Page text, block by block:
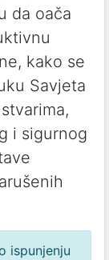
da oača
kako se
Savjeta
i sigurnog
ispunjenju